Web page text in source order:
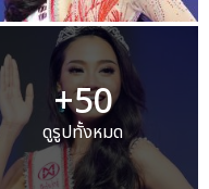
+50
ดูรูปทั้งหมด